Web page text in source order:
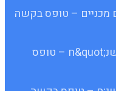
מכניים – טופס בקשה
) 1998 ( לפי חוק חופש המידע התשנ;quot&ח – טופס